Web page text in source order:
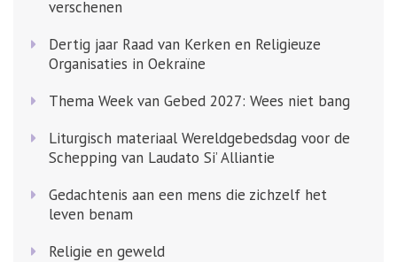
verschenen
Dertig jaar Raad van Kerken en Religieuze
Organisaties in Oekraïne
Thema Week van Gebed 2027: Wees niet bang
Liturgisch materiaal Wereldgebedsdag voor de
Schepping van Laudato Si’ Alliantie
Gedachtenis aan een mens die zichzelf het
leven benam
Religie en geweld